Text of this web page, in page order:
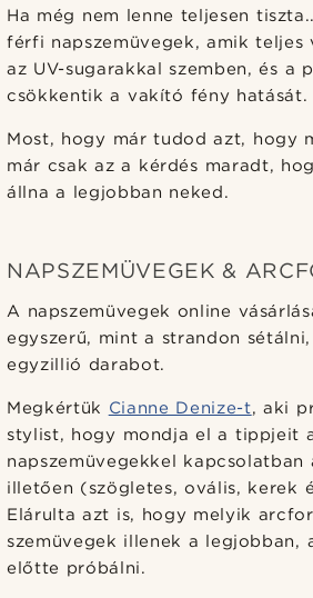
Ha még nem lenne teljesen
férfi napszemüvegek, amik teljes
az UV-sugarakkal szemben, és a
csökkentik a vakító fény hatását.
Most, hogy már tudod azt, hogy
már csak az a kérdés maradt,
állna a legjobban neked.
NAPSZEMÜVEGEK &
A napszemüvegek online
egyszerű, mint a strandon
egyzillió darabot.
Megkértük Cianne Denize-t, aki
stylist, hogy mondja el a tippjeit
napszemüvegekkel
illetően (szögletes, ovális, kerek
Elárulta azt is, hogy melyik
szemüvegek illenek a legjobban,
előtte próbálni.